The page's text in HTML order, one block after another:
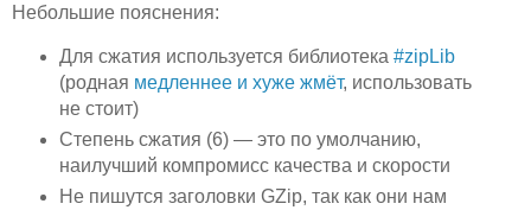
Небольшие пояснения:
Для сжатия используется библиотека #zipLib
(родная медленнее и хуже жмёт, использовать
не стоит)
Степень сжатия (6) — это по умолчанию,
наилучший компромисс качества и скорости
Не пишутся заголовки GZip, так как они нам